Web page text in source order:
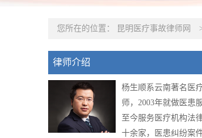
您所在的位置： 昆明医疗事故律师网
律师介绍
杨生顺系云南著名医
师，2003年就做医患
至今服务医疗机构法
十余家，医患纠纷案